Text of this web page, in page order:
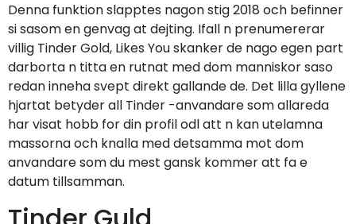
Denna funktion slapptes nagon stig 2018 och befinner
si sasom en genvag at dejting. Ifall n prenumererar
villig Tinder Gold, Likes You skanker de nago egen part
darborta n titta en rutnat med dom manniskor saso
redan inneha svept direkt gallande de. Det lilla gyllene
hjartat betyder all Tinder -anvandare som allareda
har visat hobb for din profil odl att n kan utelamna
massorna och knalla med detsamma mot dom
anvandare som du mest gansk kommer att fa e
datum tillsamman.